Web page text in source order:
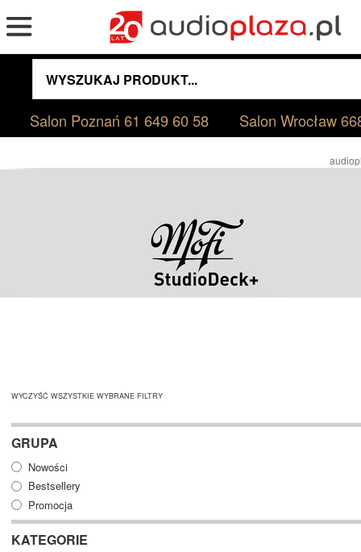
Salon Poznań61 649 60 58 Salon Wrocław
WYCZYŚĆ WSZYSTKIE WYBRANE FILTRY
GRUPA
Nowości
Bestsellery
Promocja
KATEGORIE